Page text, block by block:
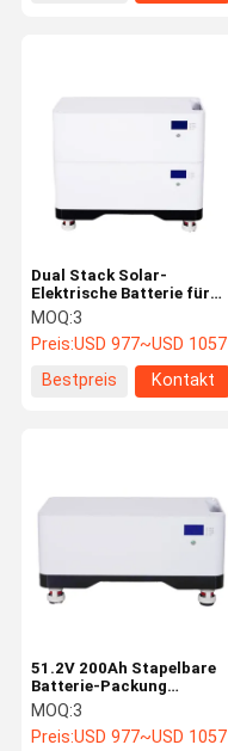
Dual Stack Solar-
Elektrische Batterie für
Zuhause 51.2V 200Ah
Hohe Kapazität Energie
Lösung
MOQ:3
Preis:USD 977~USD 1057
Bestpreis
Kontakt
51.2V 200Ah Stapelbare
Batterie-Packung
Hochleistungs-Solar-
Energie-Batterie-
Speicher
MOQ:3
Preis:USD 977~USD 1057